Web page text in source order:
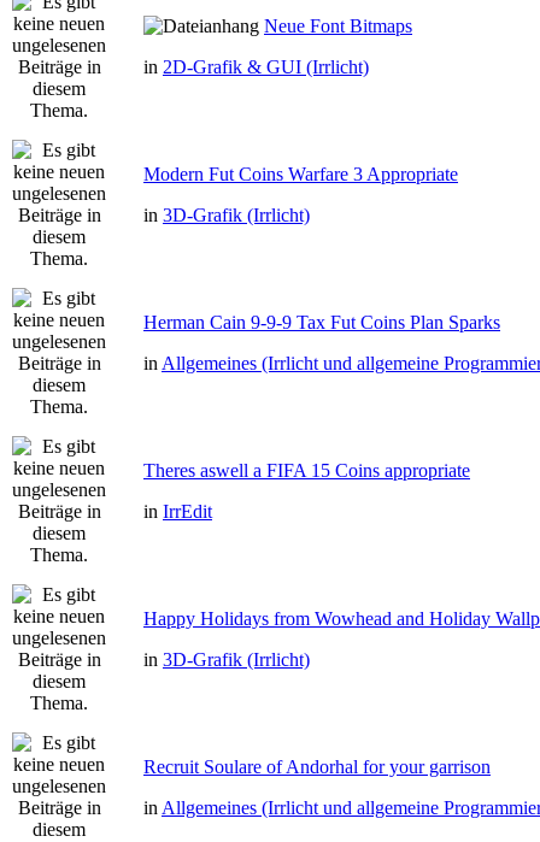
Neue Font Bitmaps
in 2D-Grafik & GUI (Irrlicht)
Modern Fut Coins Warfare 3 Appropriate
in 3D-Grafik (Irrlicht)
Herman Cain 9-9-9 Tax Fut Coins Plan Sparks
in Allgemeines (Irrlicht und allgemeine
Theres aswell a FIFA 15 Coins appropriate
in IrrEdit
Happy Holidays from Wowhead and Holiday
in 3D-Grafik (Irrlicht)
Recruit Soulare of Andorhal for your garrison
in Allgemeines (Irrlicht und allgemeine